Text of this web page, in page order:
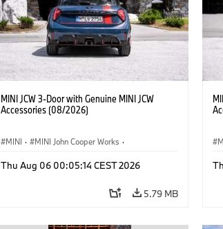
MINI JCW 3-Door with Genuine MINI JCW
Accessories (08/2026)
MINI · MINI John Cooper Works ·
Optional Extras, Accessories
Thu Aug 06 00:05:14 CEST 2026
5.79 MB